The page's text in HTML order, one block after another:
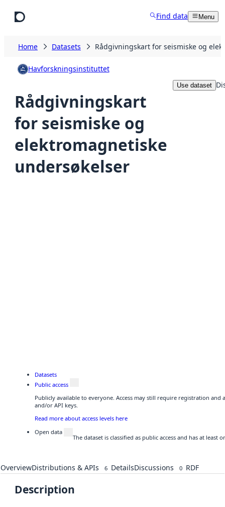
Find data Menu
Home Datasets Rådgivningskart for seismiske og
Havforskningsinstituttet
Rådgivningskart
for seismiske og
elektromagnetiske
undersøkelser
Use dataset
Datasets
Public access
Publicly available to everyone. Access may still require registration
and/or API keys.
Read more about access levels here
Open data
The dataset is classified as public access and has at
OverviewDistributions & APIs 6 DetailsDiscussions 0 RDF
Description